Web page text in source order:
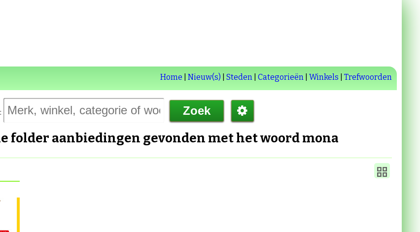
Home Nieuw(s) Steden| Categorieën| Winkels Trefwoorden
folder aanbiedingen gevonden met het woordmona